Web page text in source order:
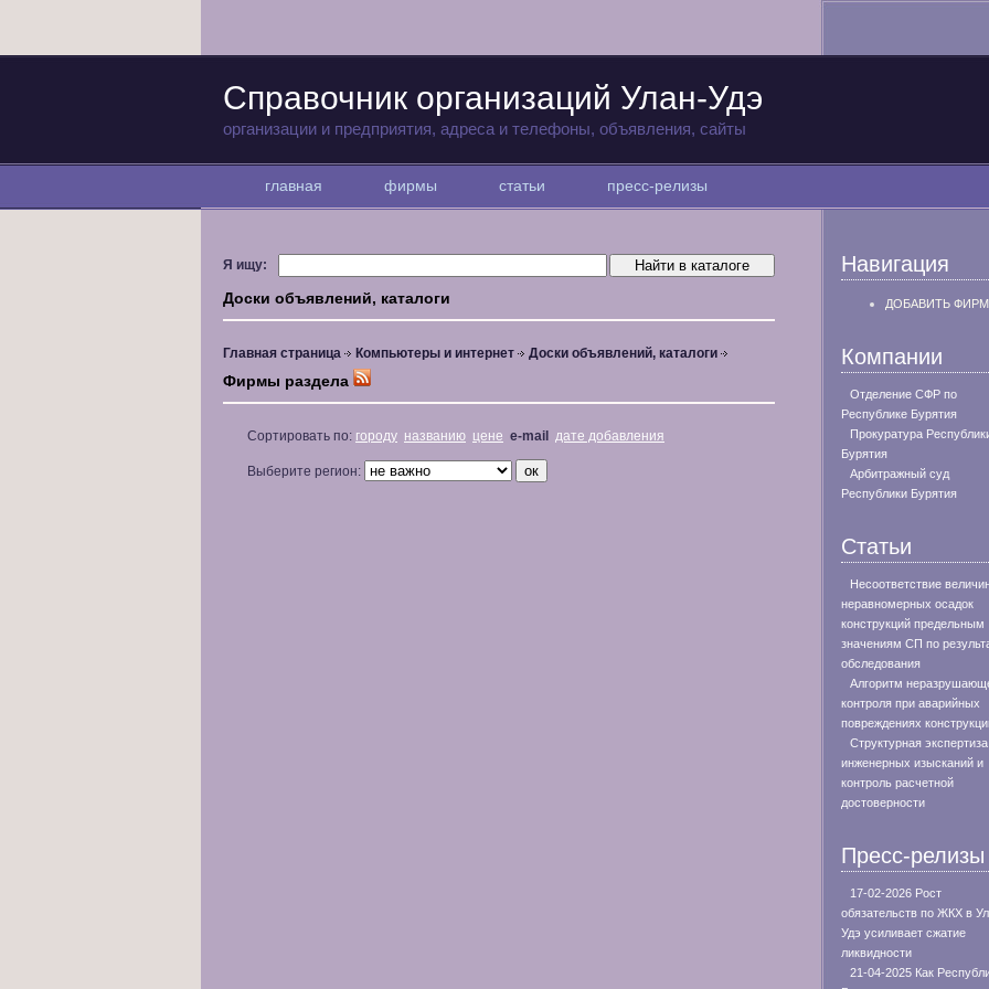
Справочник организаций Улан-Удэ
организации и предприятия, адреса и телефоны, объявления, сайты
главная фирмы статьи пресс-релизы
Я ищу:
Доски объявлений, каталоги
Главная страница Компьютеры и интернет Доски объявлений, каталоги
Фирмы раздела
Сортировать по: городу названию цене e-mail дате добавления
Выберите регион:
Навигация
ДОБАВИТЬ
Компании
Отделение СФР по
Республике Бурятия
Прокуратура
Бурятия
Арбитражный суд
Республики Бурятия
Статьи
Несоответствие
неравномерных осадок
конструкций предельным
значениям СП по
обследования
Алгоритм
контроля при аварийных
повреждениях
Структурная экспертиза
инженерных изысканий и
контроль расчетной
достоверности
Пресс-релизы
17-02-2026 Рост
обязательств по ЖКХ в
Удэ усиливает сжатие
ликвидности
21-04-2025 Как